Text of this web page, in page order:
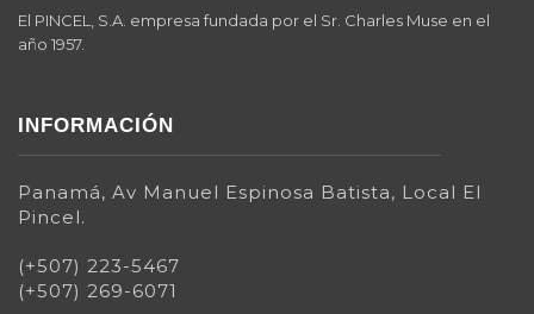
El PINCEL, S.A. empresa fundada por el Sr. Charles Muse en el
año 1957.
INFORMACIÓN
Panamá, Av Manuel Espinosa Batista, Local El
Pincel.
(+507) 223-5467
(+507) 269-6071